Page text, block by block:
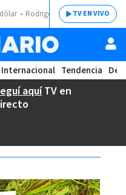
Rodrigo ChavesTV EN VIVO
Internacional Tendencia
aquíTV en